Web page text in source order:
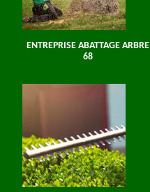
ENTREPRISE ABATTAGE ARBRE
68